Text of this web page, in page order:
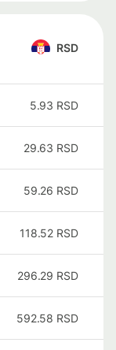
RSD
5.93 RSD
29.63 RSD
59.26 RSD
118.52 RSD
296.29 RSD
592.58 RSD